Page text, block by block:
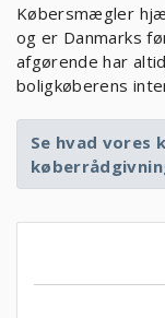
Købersmægler
og er Danmarks
afgørende har
boligkøberens
Se hvad vores